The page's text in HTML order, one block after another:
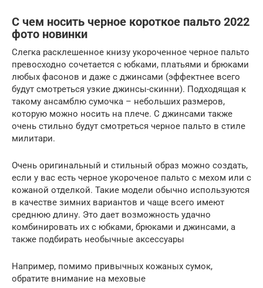
С чем носить черное короткое пальто 2022
фото новинки
Слегка расклешенное книзу укороченное черное пальто
превосходно сочетается с юбками, платьями и брюками
любых фасонов и даже с джинсами (эффектнее всего
будут смотреться узкие джинсы-скинни). Подходящая к
такому ансамблю сумочка – небольших размеров,
которую можно носить на плече. С джинсами также
очень стильно будут смотреться черное пальто в стиле
милитари.
Очень оригинальный и стильный образ можно создать,
если у вас есть черное укороченое пальто с мехом или с
кожаной отделкой. Такие модели обычно используются
в качестве зимних вариантов и чаще всего имеют
среднюю длину. Это дает возможность удачно
комбинировать их с юбками, брюками и джинсами, а
также подбирать необычные аксессуары
Например, помимо привычных кожаных сумок,
обратите внимание на меховые